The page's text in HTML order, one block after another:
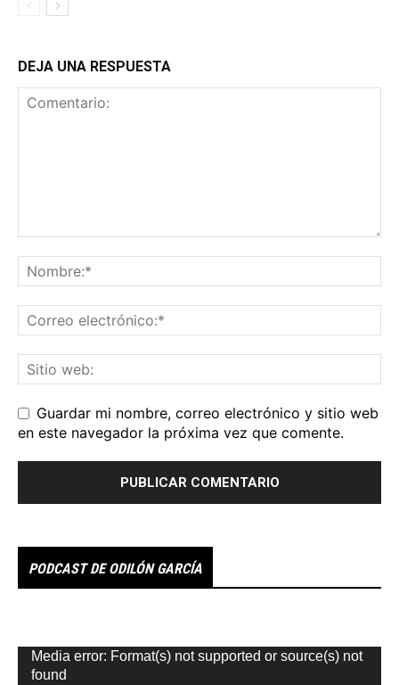
DEJA UNA RESPUESTA
Guardar mi nombre, correo electrónico y sitio web
en este navegador la próxima vez que comente.
PODCAST DE ODILÓN GARCÍA
Reproductor
de
Media error: Format(s) not supported or source(s) not
found